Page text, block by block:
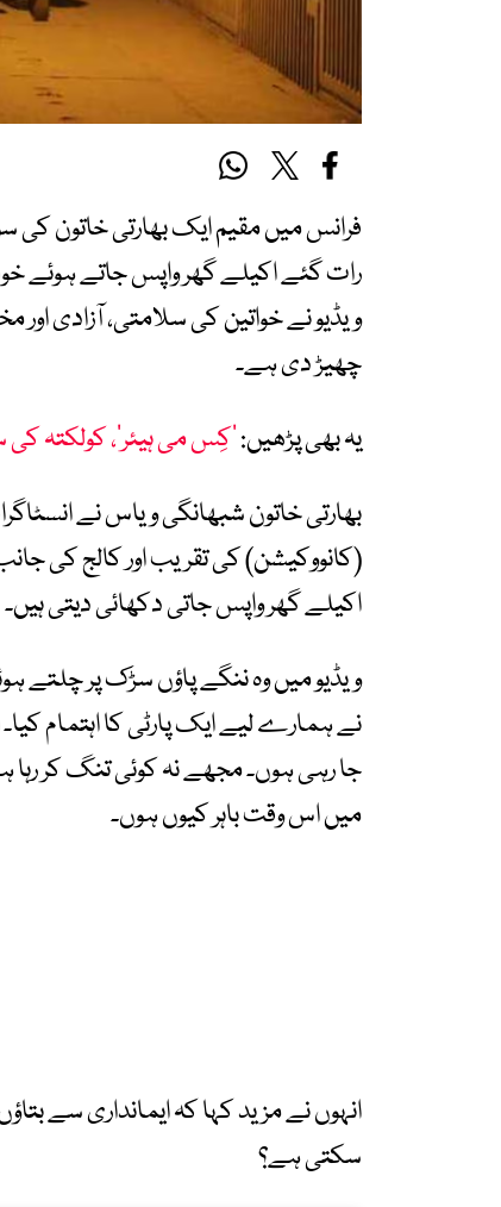
فرانس میں مقیم ایک بھارتی خاتون
رات گئے اکیلے گھر واپس جاتے ہوئے
ویڈیو نے خواتین کی سلامتی، آزادی
چھیڑ دی ہے۔
یہ بھی پڑھیں:’کِس می ہیئر‘، کولکتہ کی
بھارتی خاتون شبھانگی ویاس نے
اکیلے گھر واپس جاتی دکھائی دیتی ہیں۔
ویڈیو میں وہ ننگے پاؤں سڑک پر چلتے
جا رہی ہوں۔ مجھے نہ کوئی تنگ کر رہا
میں اس وقت باہر کیوں ہوں۔
انہوں نے مزید کہا کہ ایمانداری سے
سکتی ہے؟